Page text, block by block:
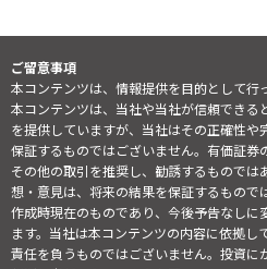
ご留意事項
本コンテンツは、情報提供を目的として行
本コンテンツは、当社や当社が信頼できる
を提供していますが、当社はその正確性
保証するものではございません。有価証券
その他の取引を推奨し、勧誘するもので
想・意見は、将来の結果を保証するもので
作成時現在のものであり、今後予告なし
ます。当社は本コンテンツの内容に依拠し
責任を負うものではございません。投資に